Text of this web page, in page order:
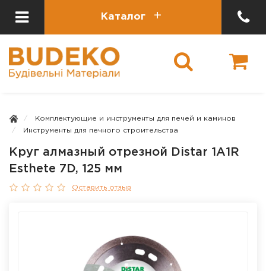
Каталог
Комплектующие и инструменты для печей и каминов
Инструменты для печного строительства
Круг алмазный отрезной Distar 1A1R
Esthete 7D, 125 мм
Оставить отзыв